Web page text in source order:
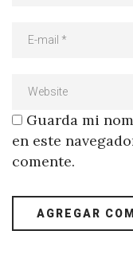
Guarda mi
en este
comente.